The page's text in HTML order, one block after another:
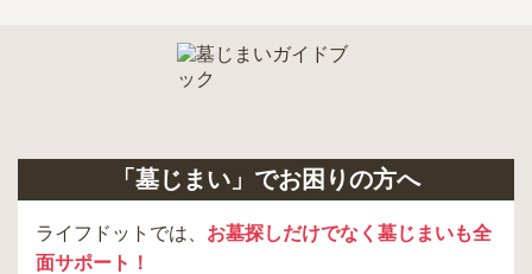
「墓じまい」でお困りの方へ
ライフドットでは、 お墓探しだけでなく墓じまいも全
面サポート！